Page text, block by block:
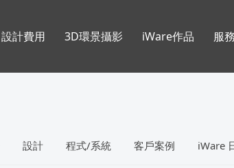
設計 程式/系統 客戶案例 iWare